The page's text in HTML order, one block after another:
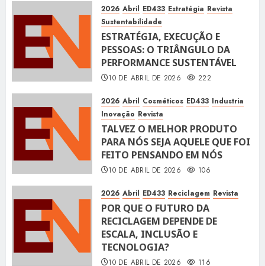
2026 Abril ED433 Estratégia Revista
Sustentabilidade
ESTRATÉGIA, EXECUÇÃO E
PESSOAS: O TRIÂNGULO DA
PERFORMANCE SUSTENTÁVEL
10 DE ABRIL DE 2026 222
2026 Abril Cosméticos ED433 Industria
Inovação Revista
TALVEZ O MELHOR PRODUTO
PARA NÓS SEJA AQUELE QUE FOI
FEITO PENSANDO EM NÓS
10 DE ABRIL DE 2026 106
2026 Abril ED433 Reciclagem Revista
POR QUE O FUTURO DA
RECICLAGEM DEPENDE DE
ESCALA, INCLUSÃO E
TECNOLOGIA?
10 DE ABRIL DE 2026 116